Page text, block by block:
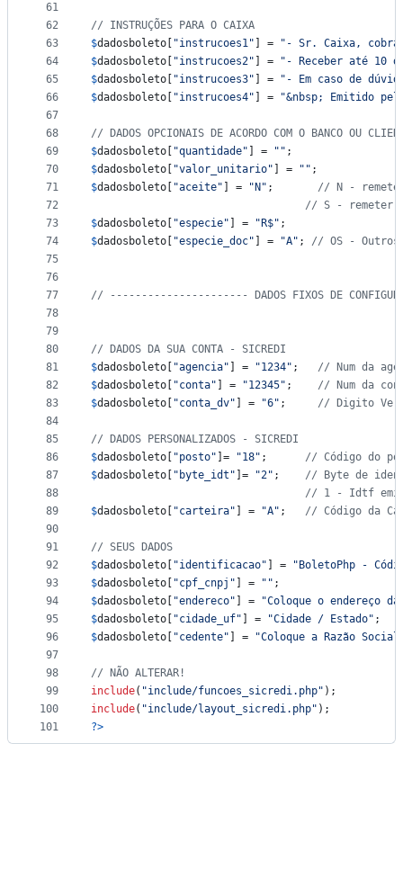
61
62
63
64
65
66
67
68
69
70
71
72
73
74
75
76
77
78
79
80
81
82
83
84
85
86
87
88
89
90
91
92
93
94
95
96
97
98
99
100
101
// INSTRUÇÕES PARA O CAIXA
$dadosboleto "instrucoes1" ] = " - Sr. Caixa, cobrar
$dadosboleto "instrucoes2" ] = " - Receber até 10
$dadosboleto "instrucoes3" ] = " - Em caso de
$dadosboleto "instrucoes4" ] = "&nbsp; Emitido
// DADOS OPCIONAIS DE ACORDO COM O BANCO OU
$dadosboleto "quantidade" ] = "" ;
$dadosboleto "valor_unitario" ] = "" ;
$dadosboleto "aceite" ] = " N "
// N -
// S - remeter
$dadosboleto "especie" ] = " R$" ;
$dadosboleto "especie_doc" ] = "A" ; // OS - Outros
// ---------------------- DADOS FIXOS DE
// DADOS DA SUA CONTA - SICREDI
$dadosboleto "agencia" ] = "1234"
// Num da
$dadosboleto "conta" ] = "12345"
// Num da
$dadosboleto "conta_dv" ] = "6" // Digito
// DADOS PERSONALIZADOS - SICREDI
$dadosboleto "posto" ]= "18" ; // Código do
$dadosboleto " byte_idt " ]= "2"
// Byte de
// 1 - Idtf
$dadosboleto "carteira" ] = "A" ; // Código da
// SEUS DADOS
$dadosboleto "identificacao" ] = " BoletoPhp -
$dadosboleto "cpf_cnpj " ] = "" ;
$dadosboleto "endereco" ] = "Coloque o endereço
$dadosboleto "cidade_uf" ] = "Cidade / Estado" ;
$dadosboleto "cedente" ] = "Coloque a Razão
// NÃO ALTERAR!
include( "include/funcoes_sicredi.php" );
include( "include/layout_sicredi.php" );
?>